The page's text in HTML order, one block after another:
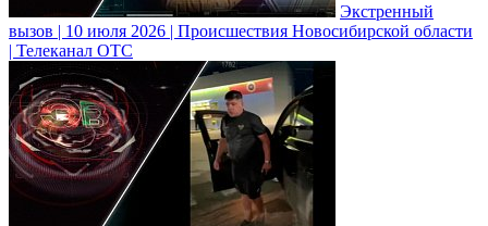
Экстренный
вызов | 10 июля 2026 | Происшествия Новосибирской области
| Телеканал ОТС